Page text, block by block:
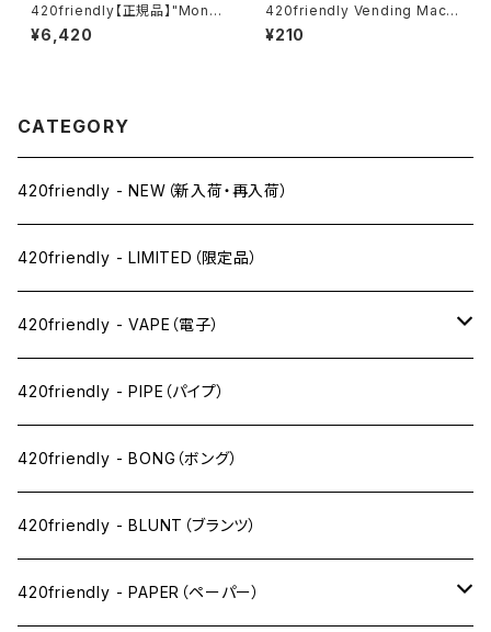
420friendly【正規品】"Monk
ey Pipe" ジェットパル / JET P
AL (スクリーン10枚付き)
¥6,420
420friendly Vending Machi
ne Pack｜ベンディングマシン
パケ（3枚入り）
¥210
CATEGORY
420friendly - NEW（新入荷・再入荷）
420friendly - LIMITED（限定品）
420friendly - VAPE（電子）
ペン下
ニコパフ系
ドライ系
ワックス系
420friendly - PIPE（パイプ）
420friendly - BONG（ボング）
420friendly - BLUNT（ブランツ）
420friendly - PAPER（ペーパー）